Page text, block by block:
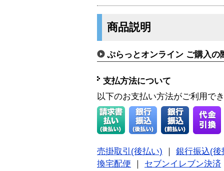
商品説明
ぷらっとオンライン ご購入の
支払方法について
以下のお支払い方法がご利用で
売掛取引(後払い)
銀行振込(後
換宅配便
セブンイレブン決済